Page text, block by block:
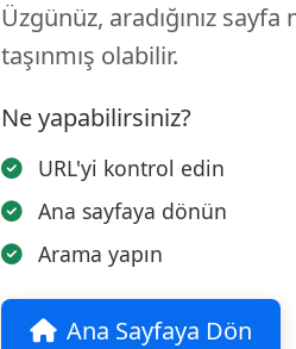
Üzgünüz, aradığınız
taşınmış olabilir.
Ne yapabilirsiniz?
URL'yi kontrol edin
Ana sayfaya dönün
Arama yapın
Ana Sayfaya Dön